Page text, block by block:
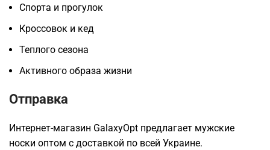
Спорта и прогулок
Кроссовок и кед
Теплого сезона
Активного образа жизни
Отправка
Интернет-магазин GalaxyOpt предлагает мужские
носки оптом с доставкой по всей Украине.